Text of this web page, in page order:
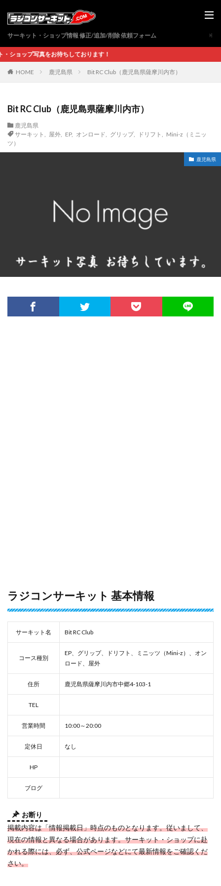
サーキット・ショップ情報 修正/追加/削除 依頼フォーム
写真をお待ちしております！
HOME 鹿児島県 Bit RC Club（鹿児島県薩摩川内市）
Bit RC Club（鹿児島県薩摩川内市）
鹿児島県
サーキット
屋外, EP, オンロード グリップ, ドリフト
Mini-z（ミニッ
ツ）
鹿児島県
ラジコンサーキット 基本情報
サーキット名 Bit RC Club
コース種別
EP、グリップ、ドリフト、ミニッツ（Mini-z）、オン
ロード、屋外
住所 鹿児島県薩摩川内市中郷4-103-1
TEL
営業時間 10:00～20:00
定休日 なし
HP
ブログ
お断り
掲載内容は「情報掲載日」時点のものとなります。従いまして、
現在の情報と異なる場合があります。サーキット・ショップに赴
かれる際には、必ず、公式ページなどにて最新情報をご確認くだ
さい。